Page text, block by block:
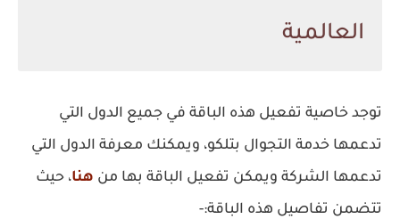
العالمية
توجد خاصية تفعيل هذه الباقة في جميع الدول التي
تدعمها خدمة التجوال بتلكو، ويمكنك معرفة الدول التي
تدعمها الشركة ويمكن تفعيل الباقة بها من هنا، حيث
تتضمن تفاصيل هذه الباقة:-